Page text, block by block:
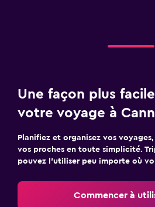
Une façon plus
votre voyage à
Planifiez et organisez vos
vos proches en toute simplicité.
pouvez l’utiliser peu importe où
Commencer à